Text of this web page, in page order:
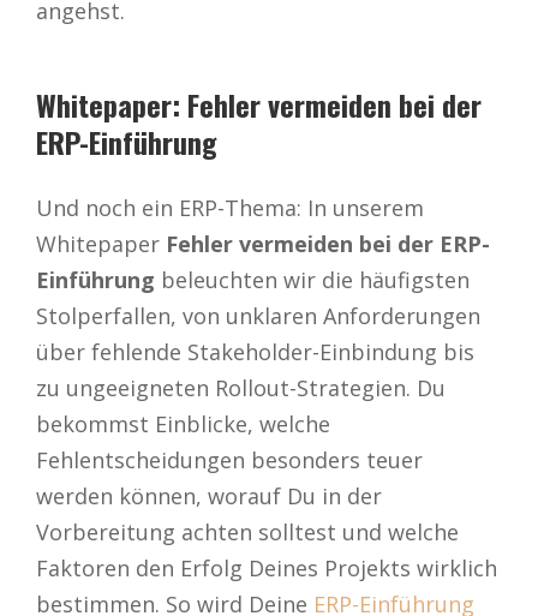
angehst.
Whitepaper: Fehler vermeiden bei der
ERP-Einführung
Und noch ein ERP-Thema: In unserem
Whitepaper Fehler vermeiden bei der ERP-
Einführung beleuchten wir die häufigsten
Stolperfallen, von unklaren Anforderungen
über fehlende Stakeholder-Einbindung bis
zu ungeeigneten Rollout-Strategien. Du
bekommst Einblicke, welche
Fehlentscheidungen besonders teuer
werden können, worauf Du in der
Vorbereitung achten solltest und welche
Faktoren den Erfolg Deines Projekts wirklich
bestimmen. So wird Deine ERP-Einführung